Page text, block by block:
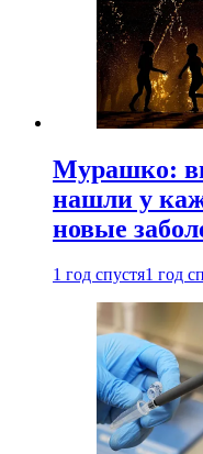
Мурашко:
нашли у
новые
1 год спустя1 год